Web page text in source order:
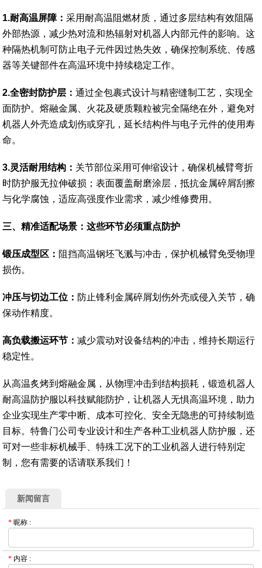
1.耐高温屏障：采用耐高温阻燃材质，通过多层结构有效阻隔
外部热源，减少热对流和热辐射对机器人内部元件的影响。这
种隔热机制可防止电子元件因过热失效，确保控制系统、传感
器等关键部件在高温环境中持续稳定工作。
2.全密封防护层：通过全包裹式设计与精密缝制工艺，实现全
面防护。熔融金属、火花及硬质颗粒被完全隔绝在外，避免对
机器人外壳造成划伤或穿孔，延长结构件与电子元件的使用寿
命。
3.灵活耐用结构： 关节部位采用可伸缩设计，确保机械臂弯折
时防护服无拉伸破损；表面覆盖耐磨涂层，抵抗金属碎屑刮擦
与化学腐蚀，适应高强度作业需求，减少维修费用。
三、精准适配场景：这些环节必须重点防护
锻压成型区： 阻挡高温钢坯飞溅与冲击，保护机械臂免受物理
损伤。
冲压与切边工位： 防止锋利金属碎屑划伤外壳或侵入关节，确
保动作精度。
高负载搬运环节：减少震动对设备结构的冲击，维持长期运行
稳定性。
从高温炙烤到熔融金属，从物理冲击到结构损耗，锻造机器人
耐高温防护服以科技赋能防护，让机器人无惧高温环境，助力
企业实现生产零中断、成本可控化、安全无隐患的可持续制造
目标。特鲁门公司专业设计和生产各种工业机器人防护服，还
可对一些非标机械手、特殊工况下的工业机器人进行特别定
制，您有需要的话请联系我们！
新闻留言
* 昵称 :
* 内容 :